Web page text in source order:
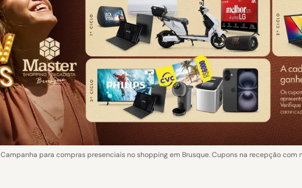
Campanha para compras presenciais no shopping em Brusque. Cupons na recepção com